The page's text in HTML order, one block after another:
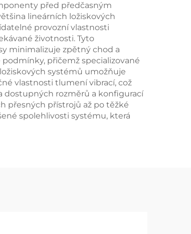
před předčasným
lineárních ložiskových
provozní vlastnosti
životnosti. Tyto
minimalizuje zpětný chod a
přičemž specializované
systémů umožňuje
vlastnosti tlumení vibrací, což
dostupných rozměrů a konfigurací
přesných přístrojů až po těžké
spolehlivosti systému, která